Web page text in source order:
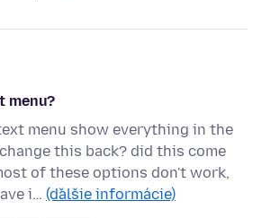
menu?
menu show everything in the
this back? did this come
of these options don't work,
i… (ďalšie informácie)